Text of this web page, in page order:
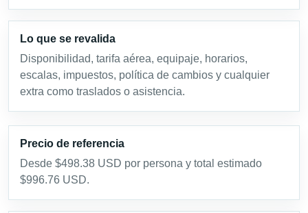
Lo que se revalida
Disponibilidad, tarifa aérea, equipaje, horarios,
escalas, impuestos, política de cambios y cualquier
extra como traslados o asistencia.
Precio de referencia
Desde $498.38 USD por persona y total estimado
$996.76 USD.